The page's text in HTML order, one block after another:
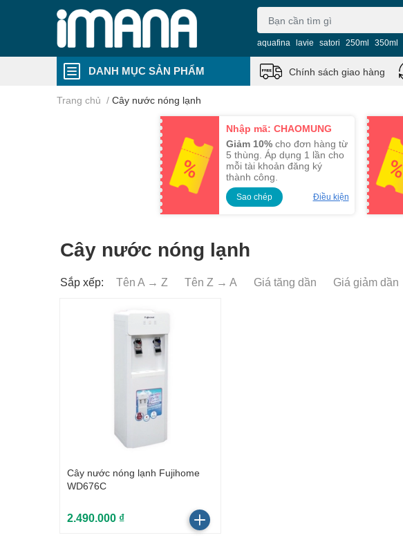
aquafina lavie satori 250ml 350ml
DANH MỤC SẢN PHẨM Chính sách giao hàng
Trang chủ / Cây nước nóng lạnh
Nhập mã: CHAOMUNG
Giảm 10%cho đơn hàng từ
5 thùng. Áp dụng 1 lần cho
mỗi tài khoản đăng ký
thành công.
Sao chép Điều kiện
Cây nước nóng lạnh
Sắp xếp: Tên A → Z Tên Z → A Giá tăng dần Giá giảm dần
Cây nước nóng lạnh Fujihome
WD676C
2.490.000 ₫